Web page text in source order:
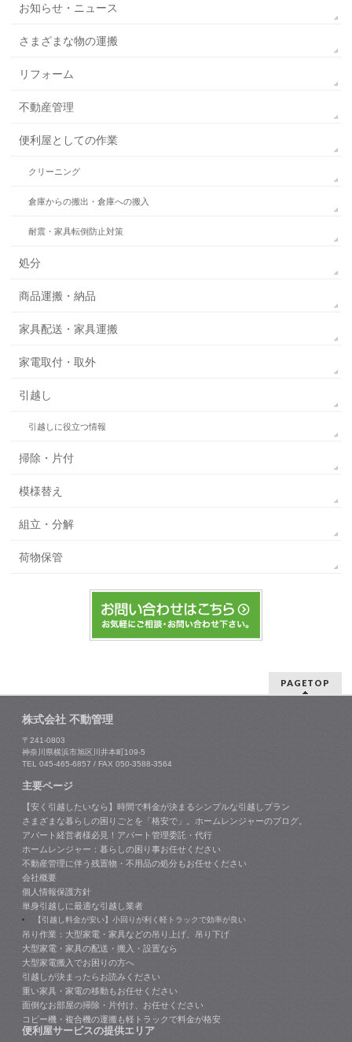
お知らせ・ニュース
さまざまな物の運搬
リフォーム
不動産管理
便利屋としての作業
クリーニング
倉庫からの搬出・倉庫への搬入
耐震・家具転倒防止対策
処分
商品運搬・納品
家具配送・家具運搬
家電取付・取外
引越し
引越しに役立つ情報
掃除・片付
模様替え
組立・分解
荷物保管
PAGETOP
株式会社 不動管理
〒241-0803
神奈川県横浜市旭区川井本町109-5
TEL 045-465-6857 / FAX 050-3588-3564
主要ページ
【安く引越したいなら】時間で料金が決まるシンプルな引越しプラン
さまざまな暮らしの困りごとを「格安で」。ホームレンジャーのブログ。
アパート経営者様必見！アパート管理委託・代行
ホームレンジャー：暮らしの困り事お任せください
不動産管理に伴う残置物・不用品の処分もお任せください
会社概要
個人情報保護方針
単身引越しに最適な引越し業者
【引越し料金が安い】小回りが利く軽トラックで効率が良い
吊り作業：大型家電・家具などの吊り上げ、吊り下げ
大型家電・家具の配送・搬入・設置なら
大型家電搬入でお困りの方へ
引越しが決まったらお読みください
重い家具・家電の移動もお任せください
面倒なお部屋の掃除・片付け、お任せください
コピー機・複合機の運搬も軽トラックで料金が格安
便利屋サービスの提供エリア